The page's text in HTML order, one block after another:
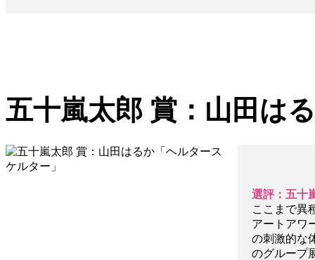
五十嵐太郎 賞：山田は
選評：五十
ここまで異
アートアワ
の刺激的な
のグループ